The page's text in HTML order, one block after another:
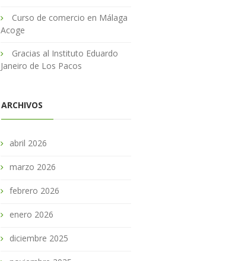
Curso de comercio en Málaga
Acoge
Gracias al Instituto Eduardo
Janeiro de Los Pacos
ARCHIVOS
abril 2026
marzo 2026
febrero 2026
enero 2026
diciembre 2025